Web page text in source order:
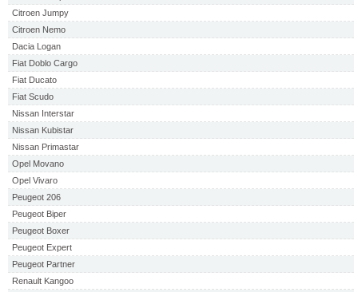
Citroen Jumpy
Citroen Nemo
Dacia Logan
Fiat Doblo Cargo
Fiat Ducato
Fiat Scudo
Nissan Interstar
Nissan Kubistar
Nissan Primastar
Opel Movano
Opel Vivaro
Peugeot 206
Peugeot Biper
Peugeot Boxer
Peugeot Expert
Peugeot Partner
Renault Kangoo